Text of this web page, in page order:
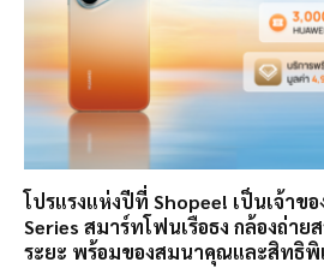
โปรแรงแห่งปีที่ Shopee! เป็นเจ้าขอ
Series สมาร์ทโฟนเรือธง กล้องถ่าย
ระยะ พร้อมของสมนาคุณและสิทธิ